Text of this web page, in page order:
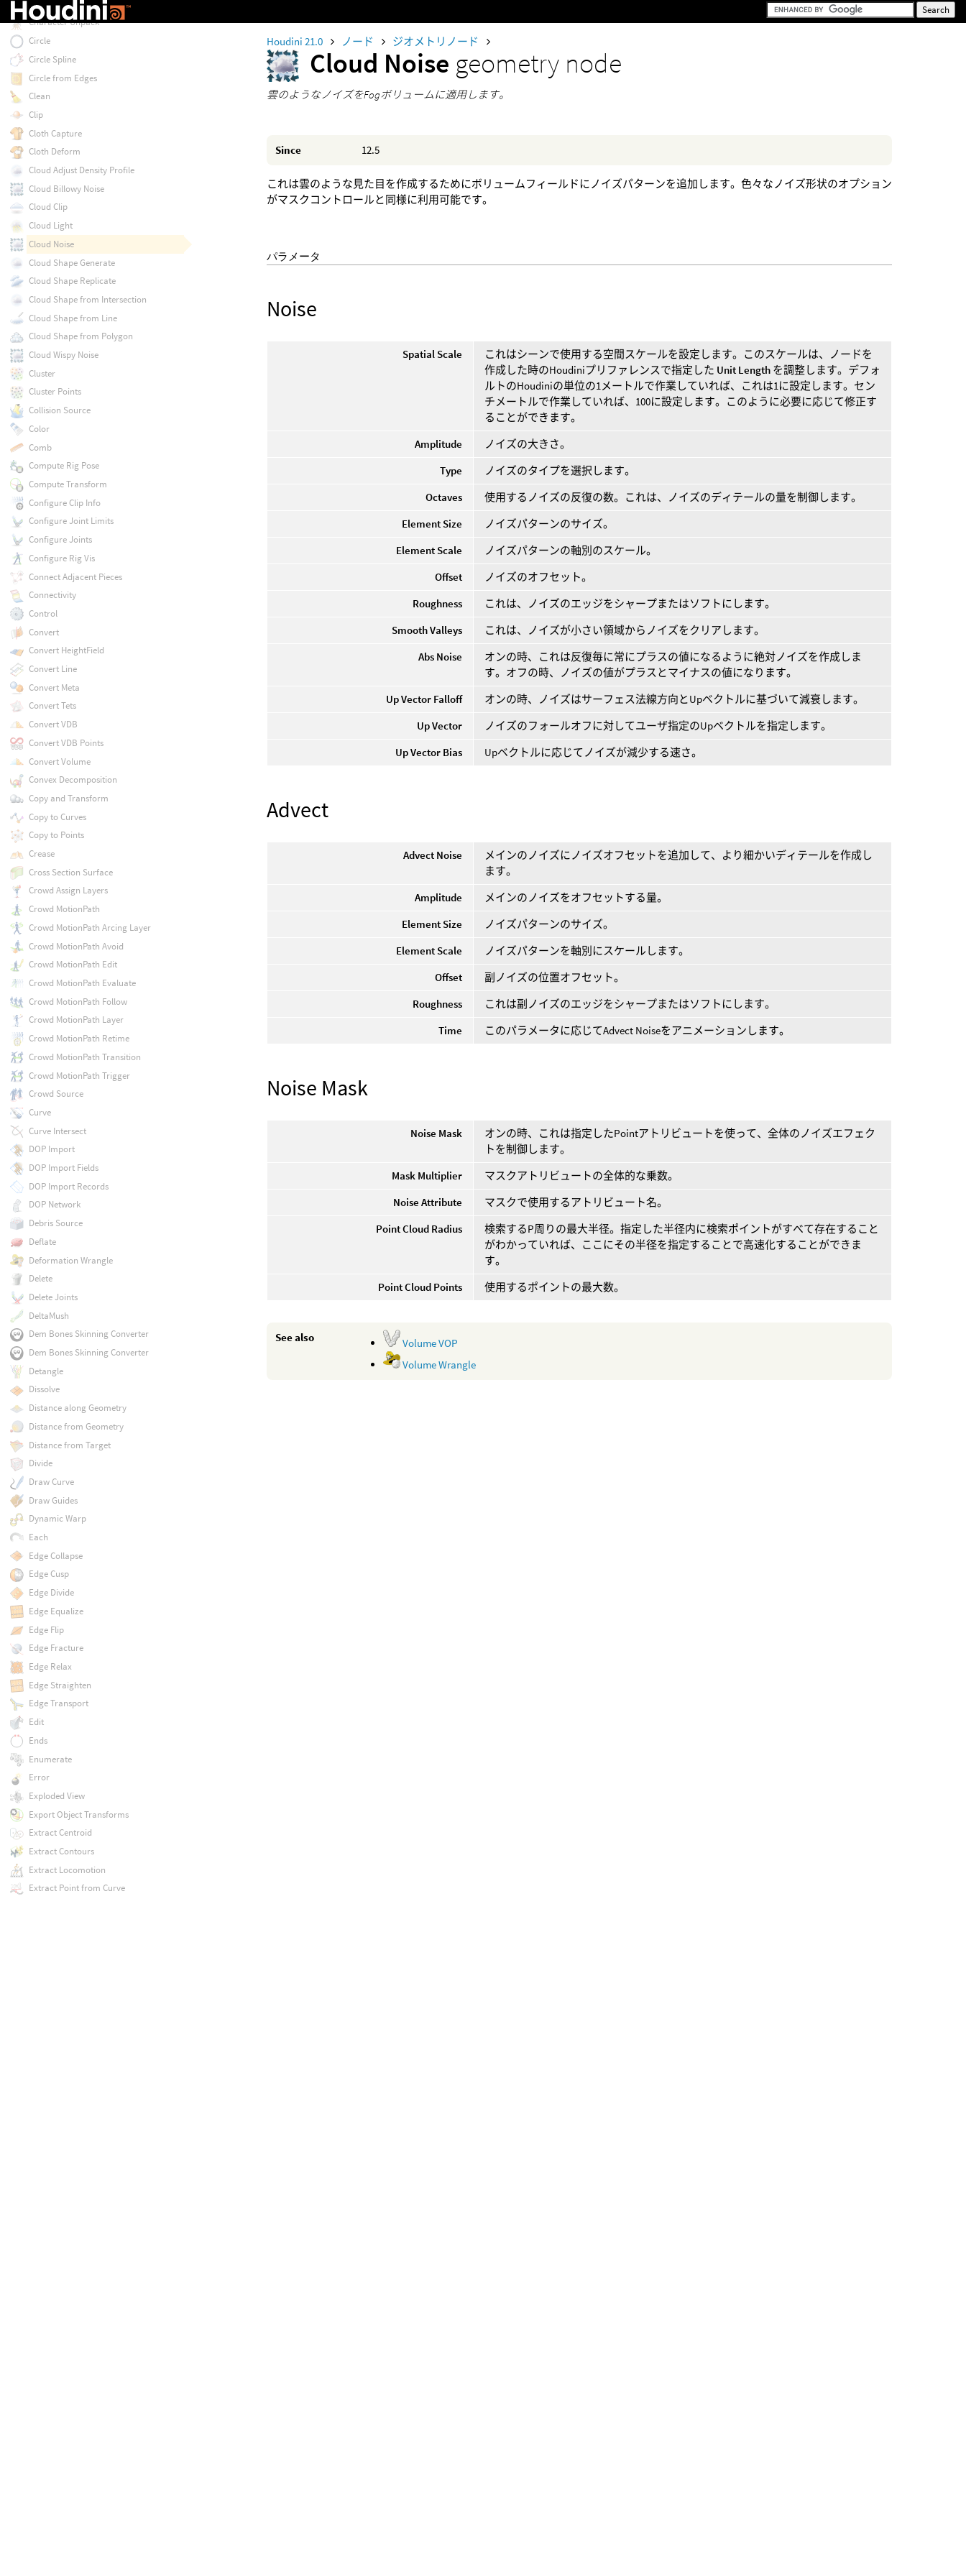
Houdini 21.0 ノード ジオメトリノード
Cloud Noise geometry node
雲のようなノイズをFogボリュームに適用します。
Since 12.5
これは雲のような見た目を作成するためにボリュームフィールドにノイズパターンを追加します。色々なノイズ形状のオプション
がマスクコントロールと同様に利用可能です。
パラメータ
Noise
Spatial Scale
これはシーンで使用する空間スケールを設定します。このスケールは、ノードを
作成した時のHoudiniプリファレンスで指定した Unit Length を調整します。デフォ
ルトのHoudiniの単位の1メートルで作業していれば、これは1に設定します。セン
チメートルで作業していれば、100に設定します。このように必要に応じて修正す
ることができます。
Amplitude
ノイズの大きさ。
Type
ノイズのタイプを選択します。
Octaves
使用するノイズの反復の数。これは、ノイズのディテールの量を制御します。
Element Size
ノイズパターンのサイズ。
Element Scale
ノイズパターンの軸別のスケール。
Offset
ノイズのオフセット。
Roughness
これは、ノイズのエッジをシャープまたはソフトにします。
Smooth Valleys
これは、ノイズが小さい領域からノイズをクリアします。
Abs Noise
オンの時、これは反復毎に常にプラスの値になるように絶対ノイズを作成しま
す。オフの時、ノイズの値がプラスとマイナスの値になります。
Up Vector Falloff
オンの時、ノイズはサーフェス法線方向とUpベクトルに基づいて減衰します。
Up Vector
ノイズのフォールオフに対してユーザ指定のUpベクトルを指定します。
Up Vector Bias
Upベクトルに応じてノイズが減少する速さ。
Advect
Advect Noise
メインのノイズにノイズオフセットを追加して、より細かいディテールを作成し
ます。
Amplitude
メインのノイズをオフセットする量。
Element Size
ノイズパターンのサイズ。
Element Scale
ノイズパターンを軸別にスケールします。
Offset
副ノイズの位置オフセット。
Roughness
これは副ノイズのエッジをシャープまたはソフトにします。
Time
このパラメータに応じてAdvect Noiseをアニメーションします。
Noise Mask
Noise Mask
オンの時、これは指定したPointアトリビュートを使って、全体のノイズエフェク
トを制御します。
Mask Multiplier
マスクアトリビュートの全体的な乗数。
Noise Attribute
マスクで使用するアトリビュート名。
Point Cloud Radius
検索するP周りの最大半径。指定した半径内に検索ポイントがすべて存在すること
がわかっていれば、ここにその半径を指定することで高速化することができま
す。
Point Cloud Points
使用するポイントの最大数。
See also
Volume VOP
Volume Wrangle
Character Pack
Character Unpack
Circle
Circle Spline
Circle from Edges
Clean
Clip
Cloth Capture
Cloth Deform
Cloud Adjust Density Profile
Cloud Billowy Noise
Cloud Clip
Cloud Light
Cloud Noise
Cloud Shape Generate
Cloud Shape Replicate
Cloud Shape from Intersection
Cloud Shape from Line
Cloud Shape from Polygon
Cloud Wispy Noise
Cluster
Cluster Points
Collision Source
Color
Comb
Compute Rig Pose
Compute Transform
Configure Clip Info
Configure Joint Limits
Configure Joints
Configure Rig Vis
Connect Adjacent Pieces
Connectivity
Control
Convert
Convert HeightField
Convert Line
Convert Meta
Convert Tets
Convert VDB
Convert VDB Points
Convert Volume
Convex Decomposition
Copy and Transform
Copy to Curves
Copy to Points
Crease
Cross Section Surface
Crowd Assign Layers
Crowd MotionPath
Crowd MotionPath Arcing Layer
Crowd MotionPath Avoid
Crowd MotionPath Edit
Crowd MotionPath Evaluate
Crowd MotionPath Follow
Crowd MotionPath Layer
Crowd MotionPath Retime
Crowd MotionPath Transition
Crowd MotionPath Trigger
Crowd Source
Curve
Curve Intersect
DOP Import
DOP Import Fields
DOP Import Records
DOP Network
Debris Source
Deflate
Deformation Wrangle
Delete
Delete Joints
DeltaMush
Dem Bones Skinning Converter
Dem Bones Skinning Converter
Detangle
Dissolve
Distance along Geometry
Distance from Geometry
Distance from Target
Divide
Draw Curve
Draw Guides
Dynamic Warp
Each
Edge Collapse
Edge Cusp
Edge Divide
Edge Equalize
Edge Flip
Edge Fracture
Edge Relax
Edge Straighten
Edge Transport
Edit
Ends
Enumerate
Error
Exploded View
Export Object Transforms
Extract Centroid
Extract Contours
Extract Locomotion
Extract Point from Curve